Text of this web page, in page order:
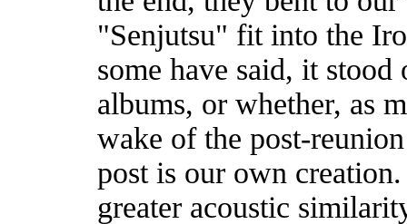
"Senjutsu" fit into the
some have said, it
albums, or whether, as
wake of the post-
post is our own
greater acoustic